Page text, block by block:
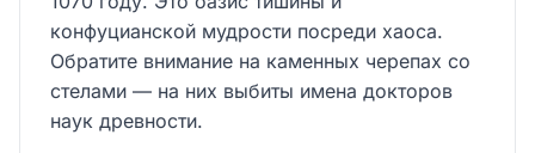
конфуцианской мудрости посреди хаоса.
Обратите внимание на каменных черепах со
стелами — на них выбиты имена докторов
наук древности.